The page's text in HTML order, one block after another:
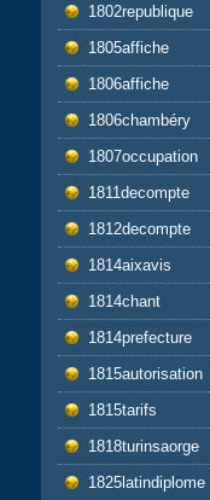
1802republique
1805affiche
1806affiche
1806chambéry
1807occupation
1811decompte
1812decompte
1814aixavis
1814chant
1814prefecture
1815autorisation
1815tarifs
1818turinsaorge
1825latindiplome